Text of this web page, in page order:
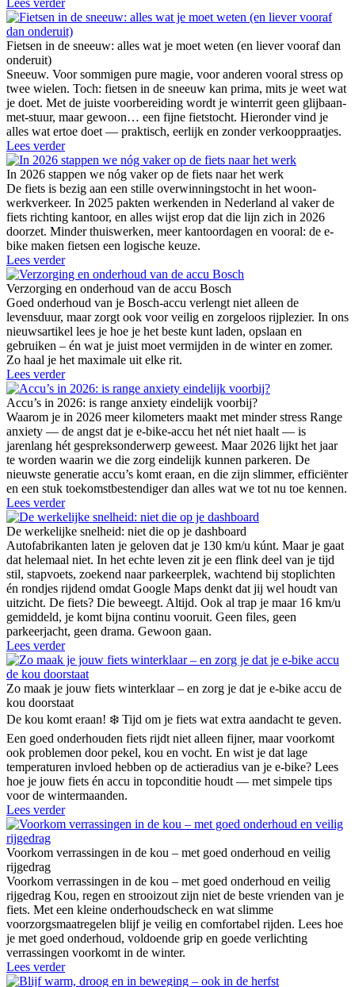
Fietsen in de sneeuw: alles wat je moet weten (en liever vooraf dan
onderuit)
Sneeuw. Voor sommigen pure magie, voor anderen vooral stress op
twee wielen. Toch: fietsen in de sneeuw kan prima, mits je weet wat
je doet. Met de juiste voorbereiding wordt je winterrit geen glijbaan-
met-stuur, maar gewoon… een fijne fietstocht. Hieronder vind je
alles wat ertoe doet — praktisch, eerlijk en zonder verkooppraatjes.
Lees verder
In 2026 stappen we nóg vaker op de fiets naar het werk
De fiets is bezig aan een stille overwinningstocht in het woon-
werkverkeer. In 2025 pakten werkenden in Nederland al vaker de
fiets richting kantoor, en alles wijst erop dat die lijn zich in 2026
doorzet. Minder thuiswerken, meer kantoordagen en vooral: de e-
bike maken fietsen een logische keuze.
Lees verder
Verzorging en onderhoud van de accu Bosch
Goed onderhoud van je Bosch-accu verlengt niet alleen de
levensduur, maar zorgt ook voor veilig en zorgeloos rijplezier. In ons
nieuwsartikel lees je hoe je het beste kunt laden, opslaan en
gebruiken – én wat je juist moet vermijden in de winter en zomer.
Zo haal je het maximale uit elke rit.
Lees verder
Accu’s in 2026: is range anxiety eindelijk voorbij?
Waarom je in 2026 meer kilometers maakt met minder stress Range
anxiety — de angst dat je e-bike-accu het nét niet haalt — is
jarenlang hét gespreksonderwerp geweest. Maar 2026 lijkt het jaar
te worden waarin we die zorg eindelijk kunnen parkeren. De
nieuwste generatie accu’s komt eraan, en die zijn slimmer, efficiënter
en een stuk toekomstbestendiger dan alles wat we tot nu toe kennen.
Lees verder
De werkelijke snelheid: niet die op je dashboard
Autofabrikanten laten je geloven dat je 130 km/u kúnt. Maar je gaat
dat helemaal niet. In het echte leven zit je een flink deel van je tijd
stil, stapvoets, zoekend naar parkeerplek, wachtend bij stoplichten
én rondjes rijdend omdat Google Maps denkt dat jij wel houdt van
uitzicht. De fiets? Die beweegt. Altijd. Ook al trap je maar 16 km/u
gemiddeld, je komt bijna continu vooruit. Geen files, geen
parkeerjacht, geen drama. Gewoon gaan.
Lees verder
Zo maak je jouw fiets winterklaar – en zorg je dat je e-bike accu de
kou doorstaat
De kou komt eraan! ❄️ Tijd om je fiets wat extra aandacht te geven.
Een goed onderhouden fiets rijdt niet alleen fijner, maar voorkomt
ook problemen door pekel, kou en vocht. En wist je dat lage
temperaturen invloed hebben op de actieradius van je e-bike? Lees
hoe je jouw fiets én accu in topconditie houdt — met simpele tips
voor de wintermaanden.
Lees verder
Voorkom verrassingen in de kou – met goed onderhoud en veilig
rijgedrag
Voorkom verrassingen in de kou – met goed onderhoud en veilig
rijgedrag Kou, regen en strooizout zijn niet de beste vrienden van je
fiets. Met een kleine onderhoudscheck en wat slimme
voorzorgsmaatregelen blijf je veilig en comfortabel rijden. Lees hoe
je met goed onderhoud, voldoende grip en goede verlichting
verrassingen voorkomt in de winter.
Lees verder